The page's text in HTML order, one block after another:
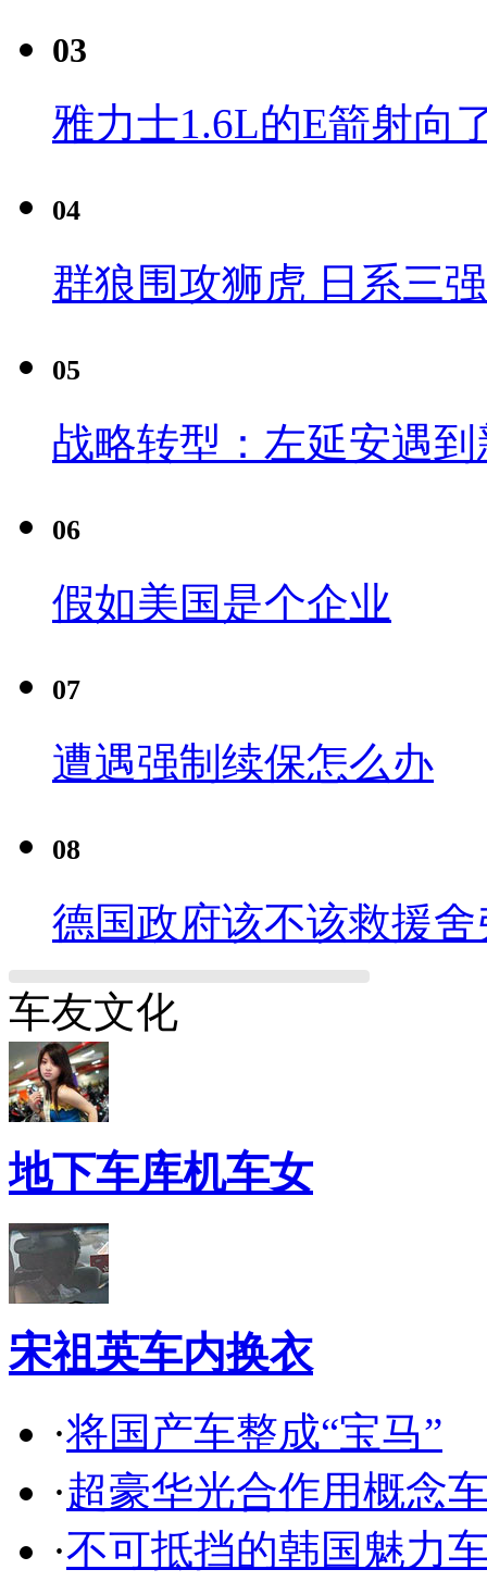
03
雅力士1.6L的E箭射向
04
群狼围攻狮虎 日系三
05
战略转型：左延安遇
06
假如美国是个企业
07
遭遇强制续保怎么办
08
德国政府该不该救援舍
车友文化
地下车库机车女
宋祖英车内换衣
·将国产车整成“宝马”
·超豪华光合作用概念
·不可抵挡的韩国魅力